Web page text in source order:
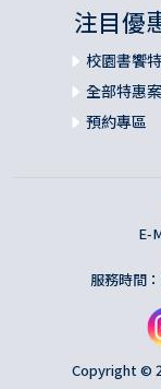
注目優
校園書饗
全部特惠案
預約專區
E-
服務時間
Copyright ©